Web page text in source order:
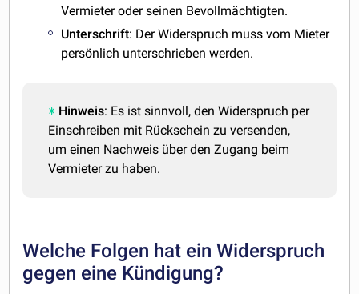
Vermieter oder seinen Bevollmächtigten.
Unterschrift: Der Widerspruch muss vom Mieter
persönlich unterschrieben werden.
Hinweis: Es ist sinnvoll, den Widerspruch per
Einschreiben mit Rückschein zu versenden,
um einen Nachweis über den Zugang beim
Vermieter zu haben.
Welche Folgen hat ein Widerspruch
gegen eine Kündigung?